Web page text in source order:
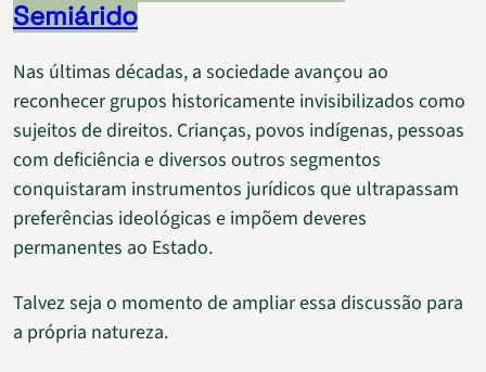
Semiárido
Nas últimas décadas, a sociedade avançou ao
reconhecer grupos historicamente invisibilizados como
sujeitos de direitos. Crianças, povos indígenas, pessoas
com deficiência e diversos outros segmentos
conquistaram instrumentos jurídicos que ultrapassam
preferências ideológicas e impõem deveres
permanentes ao Estado.
Talvez seja o momento de ampliar essa discussão para
a própria natureza.